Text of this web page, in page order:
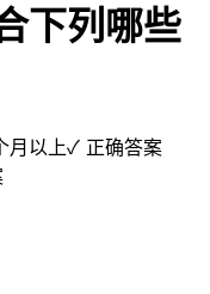
下列哪些
月以上✓ 正确答案